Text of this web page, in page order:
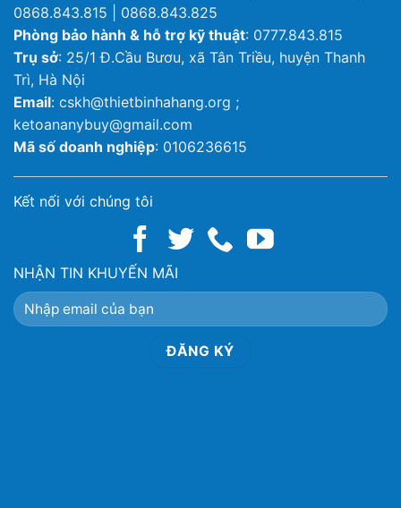
0868.843.815 | 0868.843.825
Phòng bảo hành & hỗ trợ kỹ thuật: 0777.843.815
Trụ sở: 25/1 Đ.Cầu Bươu, xã Tân Triều, huyện Thanh
Trì, Hà Nội
Email: cskh@thietbinhahang.org ;
ketoananybuy@gmail.com
Mã số doanh nghiệp: 0106236615
Kết nối với chúng tôi
NHẬN TIN KHUYẾN MÃI